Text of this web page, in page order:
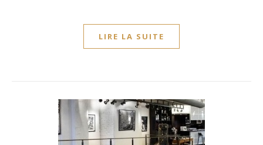
LIRE LA SUITE